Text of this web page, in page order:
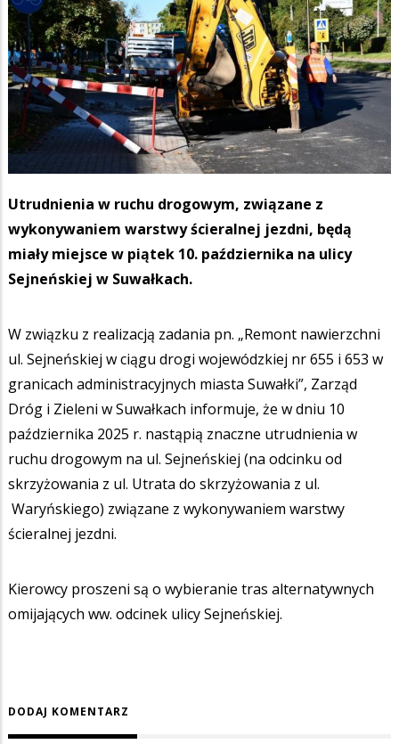
Utrudnienia w ruchu drogowym, związane z
wykonywaniem warstwy ścieralnej jezdni, będą
miały miejsce w piątek 10. października na ulicy
Sejneńskiej w Suwałkach.
W związku z realizacją zadania pn. „Remont nawierzchni
ul. Sejneńskiej w ciągu drogi wojewódzkiej nr 655 i 653 w
granicach administracyjnych miasta Suwałki”, Zarząd
Dróg i Zieleni w Suwałkach informuje, że w dniu 10
października 2025 r. nastąpią znaczne utrudnienia w
ruchu drogowym na ul. Sejneńskiej (na odcinku od
skrzyżowania z ul. Utrata do skrzyżowania z ul.
Waryńskiego) związane z wykonywaniem warstwy
ścieralnej jezdni.
Kierowcy proszeni są o wybieranie tras alternatywnych
omijających ww. odcinek ulicy Sejneńskiej.
DODAJ KOMENTARZ